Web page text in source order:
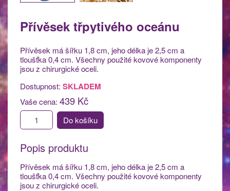
Přívěsek třpytivého oceánu
Přívěsek má šířku 1,8 cm, jeho délka je 2,5 cm a
tloušťka 0,4 cm. Všechny použité kovové komponenty
jsou z chirurgické oceli.
Dostupnost: SKLADEM
Vaše cena: 439 Kč
Do košíku
Popis produktu
Přívěsek má šířku 1,8 cm, jeho délka je 2,5 cm a
tloušťka 0,4 cm. Všechny použité kovové komponenty
jsou z chirurgické oceli.